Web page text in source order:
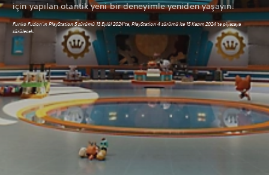
için yapılan otantik yeni bir deneyimle yeniden yaşayın.
Funko Fusion'ın PlayStation 5 sürümü 13 Eylül 2024'te, PlayStation 4 sürümü ise 15 Kasım 2024'te piyasaya
sürülecek.